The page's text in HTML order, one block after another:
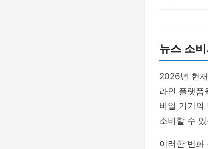
뉴스 소
2026년 현
라인 플랫폼
바일 기기의
소비할 수
이러한 변화